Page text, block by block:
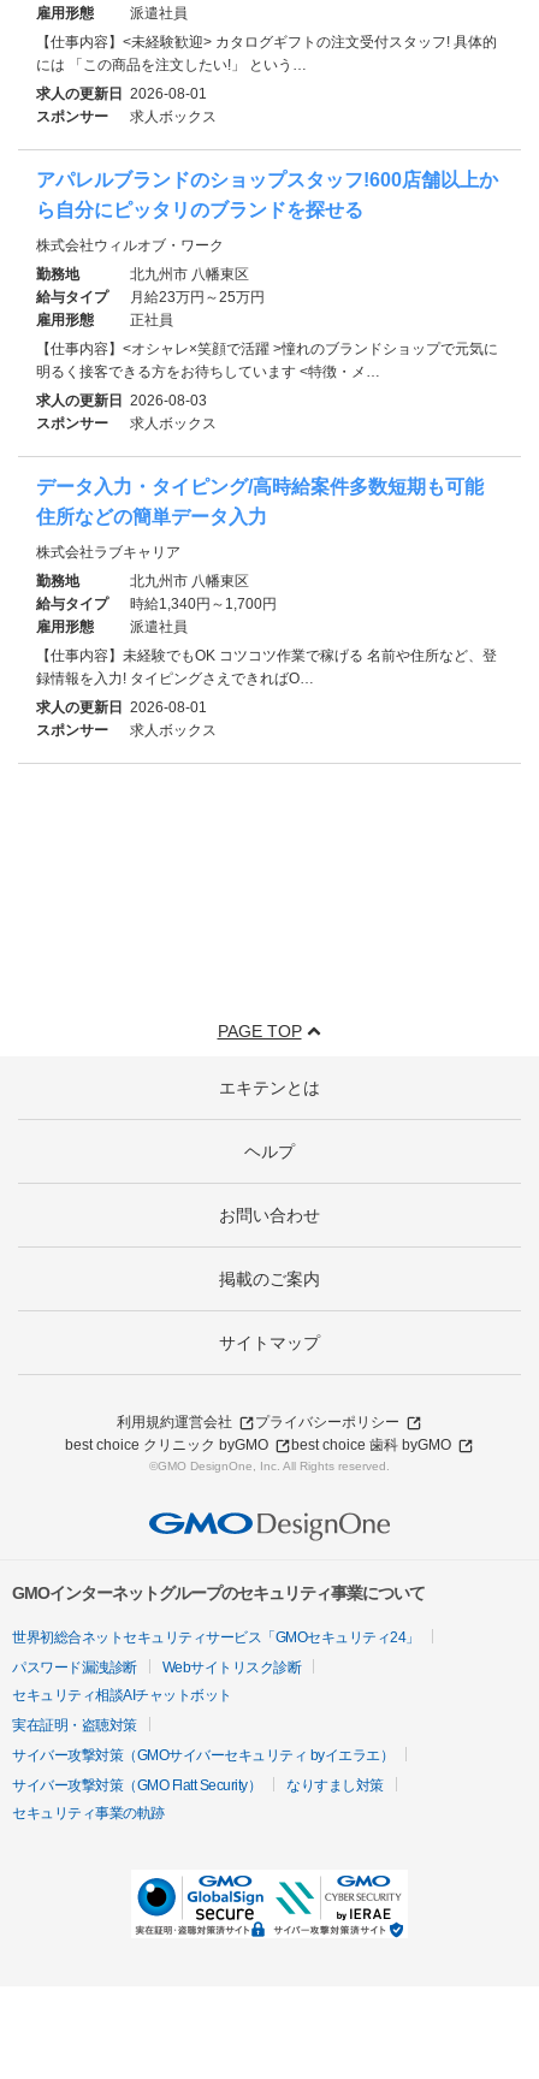
雇用形態
派遣社員
【仕事内容】<未経験歓迎> カタログギフトの注文受付スタッフ! 具体的
には 「この商品を注文したい!」 という…
求人の更新日 2026-08-01
スポンサー
求人ボックス
アパレルブランドのショップスタッフ!600店舗以上か
ら自分にピッタリのブランドを探せる
株式会社ウィルオブ・ワーク
勤務地
北九州市 八幡東区
給与タイプ
月給23万円～25万円
雇用形態
正社員
【仕事内容】<オシャレ×笑顔で活躍 >憧れのブランドショップで元気に
明るく接客できる方をお待ちしています <特徴・メ…
求人の更新日 2026-08-03
スポンサー
求人ボックス
データ入力・タイピング/高時給案件多数短期も可能
住所などの簡単データ入力
株式会社ラブキャリア
勤務地
北九州市 八幡東区
給与タイプ
時給1,340円～1,700円
雇用形態
派遣社員
【仕事内容】未経験でもOK コツコツ作業で稼げる 名前や住所など、登
録情報を入力! タイピングさえできればO…
求人の更新日 2026-08-01
スポンサー
求人ボックス
PAGE TOP
エキテンとは
ヘルプ
お問い合わせ
掲載のご案内
サイトマップ
利用規約運営会社
プライバシーポリシー
best choice クリニック byGMO
best choice 歯科 byGMO
©GMO DesignOne, Inc. All Rights reserved.
GMOインターネットグループのセキュリティ事業について
世界初総合ネットセキュリティサービス「GMOセキュリティ24」
パスワード漏洩診断
Webサイトリスク診断
セキュリティ相談AIチャットボット
実在証明・盗聴対策
サイバー攻撃対策（GMOサイバーセキュリティ byイエラエ）
サイバー攻撃対策（GMO Flatt Security）
なりすまし対策
セキュリティ事業の軌跡